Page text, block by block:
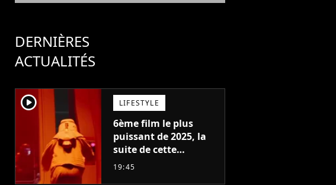
DERNIÈRES
ACTUALITÉS
player2 LIFESTYLE
6ème film le plus
puissant de 2025, la
suite de cette
franchise culte est
19:45